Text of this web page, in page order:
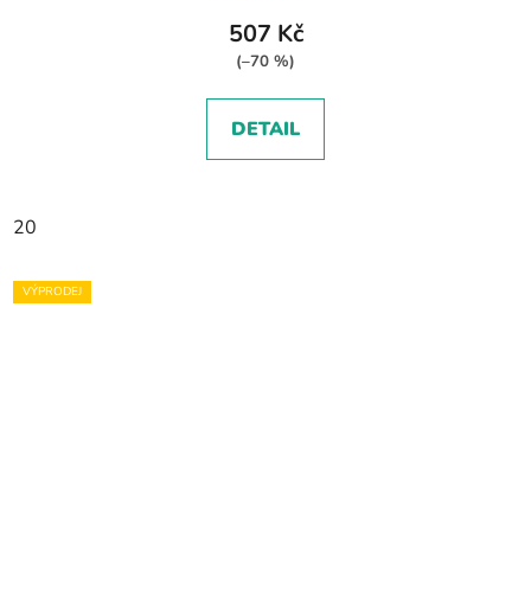
507 Kč
(–70 %)
DETAIL
20
VÝPRODEJ